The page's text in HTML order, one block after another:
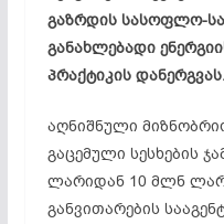
გაზრდის სასოფლო-
განახლებადი
პრაქტიკის
აღნიშნული
გაცემული სესხების
ლარიდან 10 მლნ
განვითარების